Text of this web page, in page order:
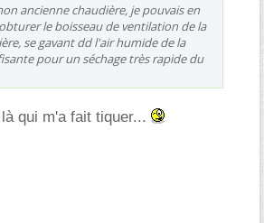
ancienne chaudière, je pouvais en
le boisseau de ventilation de la
se gavant dd l'air humide de la
pour un séchage très rapide du
qui m'a fait tiquer...